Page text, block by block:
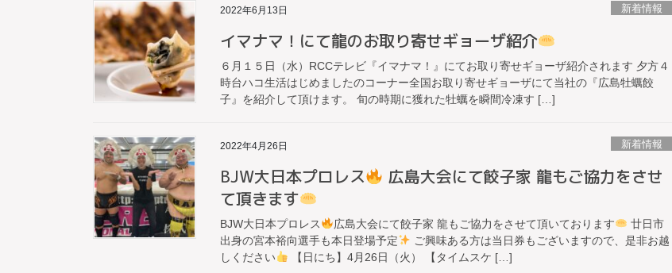
2022年6月13日 新着情報
イマナマ！にて龍のお取り寄せギョーザ紹介
６月１５日（水）RCCテレビ『イマナマ！』にてお取り寄せギョーザ紹介されます 夕方４
時台ハコ生活はじめましたのコーナー全国お取り寄せギョーザにて当社の『広島牡蠣餃
子』を紹介して頂けます。 旬の時期に獲れた牡蠣を瞬間冷凍す […]
2022年4月26日 新着情報
BJW大日本プロレス
広島大会にて餃子家 龍もご協力をさせ
て頂きます
BJW大日本プロレス 広島大会にて餃子家 龍もご協力をさせて頂いております
廿日市
出身の宮本裕向選手も本日登場予定
ご興味ある方は当日券もございますので、是非お越
しください
【日にち】4月26日（火） 【タイムスケ […]